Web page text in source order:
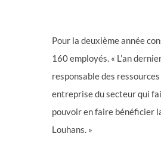
Pour la deuxième année
160 employés. « L’an
responsable des
entreprise du secteur qui
pouvoir en faire bénéficier
Louhans. »